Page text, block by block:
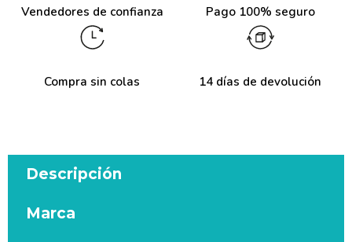
Vendedores de confianza Pago 100% seguro
Compra sin colas 14 días de devolución
Descripción
Marca